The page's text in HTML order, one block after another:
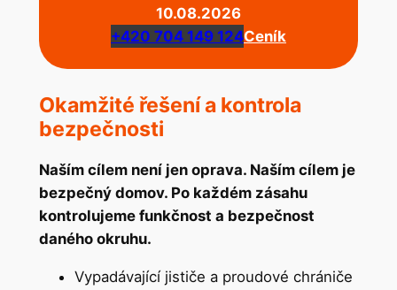
10.08.2026
+420 704 149 124Ceník
Okamžité řešení a kontrola
bezpečnosti
Naším cílem není jen oprava. Naším cílem je
bezpečný domov. Po každém zásahu
kontrolujeme funkčnost a bezpečnost
daného okruhu.
Vypadávající jističe a proudové chrániče